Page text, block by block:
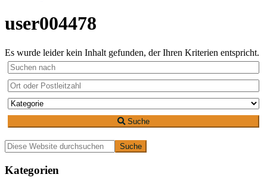
user004478
Es wurde leider kein Inhalt gefunden, der Ihren Kriterien entspricht.
Suche
Primäre
Seitenleiste
Diese
Website
durchsuchen
Kategorien